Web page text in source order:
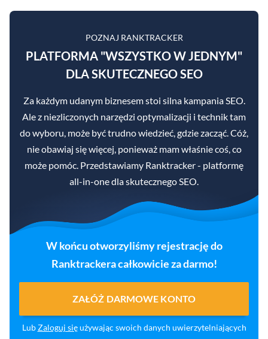
POZNAJ RANKTRACKER
PLATFORMA "WSZYSTKO W JEDNYM"
DLA SKUTECZNEGO SEO
Za każdym udanym biznesem stoi silna kampania SEO.
Ale z niezliczonych narzędzi optymalizacji i technik tam
do wyboru, może być trudno wiedzieć, gdzie zacząć. Cóż,
nie obawiaj się więcej, ponieważ mam właśnie coś, co
może pomóc. Przedstawiamy Ranktracker - platformę
all-in-one dla skutecznego SEO.
W końcu otworzyliśmy rejestrację do
Ranktrackera całkowicie za darmo!
ZAŁÓŻ DARMOWE KONTO
LubZaloguj sięużywając swoich danych uwierzytelniających